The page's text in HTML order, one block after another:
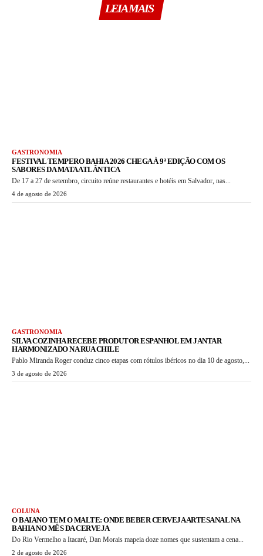
LEIA MAIS
GASTRONOMIA
FESTIVAL TEMPERO BAHIA 2026 CHEGA À 9ª EDIÇÃO COM OS
SABORES DA MATA ATLÂNTICA
De 17 a 27 de setembro, circuito reúne restaurantes e hotéis em Salvador, nas...
4 de agosto de 2026
GASTRONOMIA
SILVA COZINHA RECEBE PRODUTOR ESPANHOL EM JANTAR
HARMONIZADO NA RUA CHILE
Pablo Miranda Roger conduz cinco etapas com rótulos ibéricos no dia 10 de agosto,...
3 de agosto de 2026
COLUNA
O BAIANO TEM O MALTE: ONDE BEBER CERVEJA ARTESANAL NA
BAHIA NO MÊS DA CERVEJA
Do Rio Vermelho a Itacaré, Dan Morais mapeia doze nomes que sustentam a cena...
2 de agosto de 2026